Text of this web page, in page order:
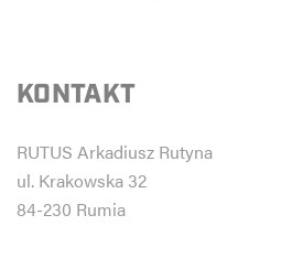
KONTAKT
RUTUS Arkadiusz Rutyna
ul. Krakowska 32
84-230 Rumia